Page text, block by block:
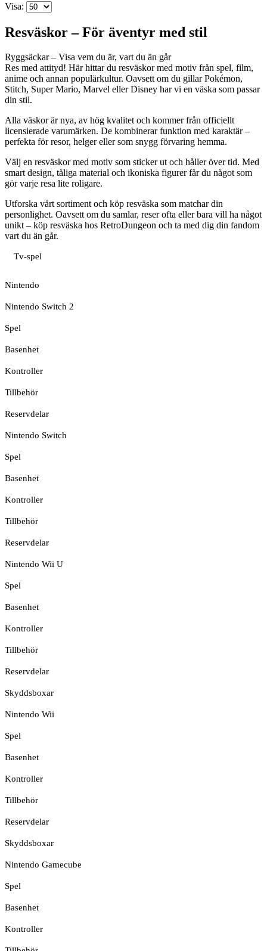
Visa:
Resväskor – För äventyr med stil
Ryggsäckar – Visa vem du är, vart du än går
Res med attityd! Här hittar du resväskor med motiv från spel, film,
anime och annan populärkultur. Oavsett om du gillar Pokémon,
Stitch, Super Mario, Marvel eller Disney har vi en väska som passar
din stil.
Alla väskor är nya, av hög kvalitet och kommer från officiellt
licensierade varumärken. De kombinerar funktion med karaktär –
perfekta för resor, helger eller som snygg förvaring hemma.
Välj en resväskor med motiv som sticker ut och håller över tid. Med
smart design, tåliga material och ikoniska figurer får du något som
gör varje resa lite roligare.
Utforska vårt sortiment och köp resväska som matchar din
personlighet. Oavsett om du samlar, reser ofta eller bara vill ha något
unikt – köp resväska hos RetroDungeon och ta med dig din fandom
vart du än går.
Tv-spel
Nintendo
Nintendo Switch 2
Spel
Basenhet
Kontroller
Tillbehör
Reservdelar
Nintendo Switch
Spel
Basenhet
Kontroller
Tillbehör
Reservdelar
Nintendo Wii U
Spel
Basenhet
Kontroller
Tillbehör
Reservdelar
Skyddsboxar
Nintendo Wii
Spel
Basenhet
Kontroller
Tillbehör
Reservdelar
Skyddsboxar
Nintendo Gamecube
Spel
Basenhet
Kontroller